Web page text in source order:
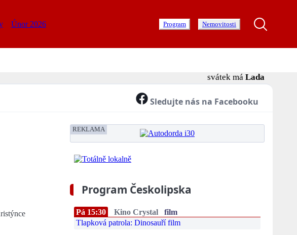
Únor 2026 Program Nemovitosti
svátek má Lada
Sledujte nás na Facebooku
REKLAMA
Program Českolipska
Pá 15:30 Kino Crystal
film
Tlapková patrola: Dinosauří film